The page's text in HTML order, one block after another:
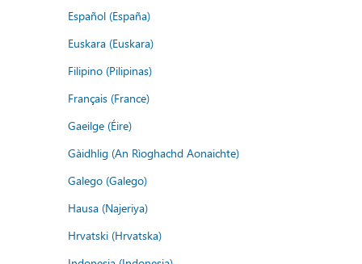
Español (España)
Euskara (Euskara)
Filipino (Pilipinas)
Français (France)
Gaeilge (Éire)
Gàidhlig (An Rìoghachd Aonaichte)
Galego (Galego)
Hausa (Najeriya)
Hrvatski (Hrvatska)